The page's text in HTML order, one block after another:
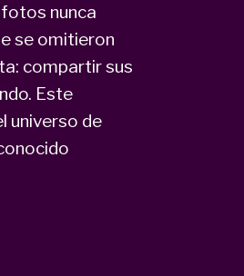
nunca
se omitieron
compartir sus
Este
universo de